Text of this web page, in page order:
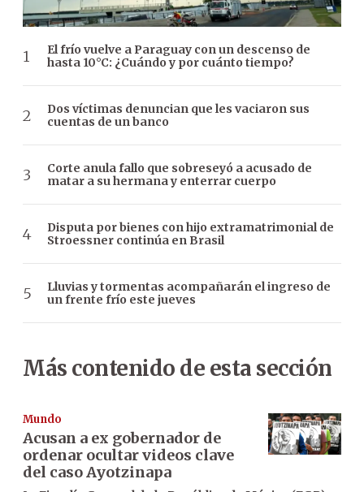
El frío vuelve a Paraguay con un descenso de
hasta 10°C: ¿Cuándo y por cuánto tiempo?
Dos víctimas denuncian que les vaciaron sus
cuentas de un banco
Corte anula fallo que sobreseyó a acusado de
matar a su hermana y enterrar cuerpo
Disputa por bienes con hijo extramatrimonial de
Stroessner continúa en Brasil
Lluvias y tormentas acompañarán el ingreso de
un frente frío este jueves
Más contenido de esta sección
Mundo
Acusan a ex gobernador de
ordenar ocultar videos clave
del caso Ayotzinapa